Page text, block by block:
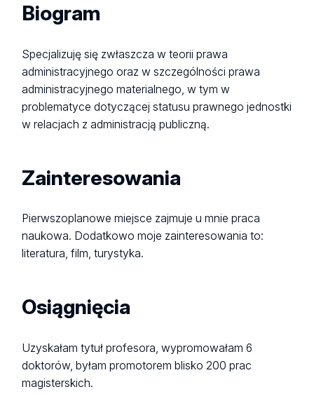
Biogram
Specjalizuję się zwłaszcza w teorii prawa
administracyjnego oraz w szczególności prawa
administracyjnego materialnego, w tym w
problematyce dotyczącej statusu prawnego jednostki
w relacjach z administracją publiczną.
Zainteresowania
Pierwszoplanowe miejsce zajmuje u mnie praca
naukowa. Dodatkowo moje zainteresowania to:
literatura, film, turystyka.
Osiągnięcia
Uzyskałam tytuł profesora, wypromowałam 6
doktorów, byłam promotorem blisko 200 prac
magisterskich.